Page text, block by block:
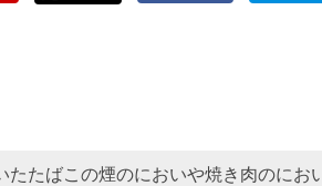
たたばこの煙のにおいや焼き肉のにお